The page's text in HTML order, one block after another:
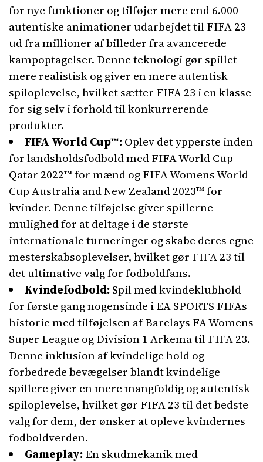
for nye funktioner og tilføjer mere end 6.000
autentiske animationer udarbejdet til FIFA 23
ud fra millioner af billeder fra avancerede
kampoptagelser. Denne teknologi gør spillet
mere realistisk og giver en mere autentisk
spiloplevelse, hvilket sætter FIFA 23 i en klasse
for sig selv i forhold til konkurrerende
produkter.
FIFA World Cup™:Oplev det ypperste inden
for landsholdsfodbold med FIFA World Cup
Qatar 2022™ for mænd og FIFA Womens World
Cup Australia and New Zealand 2023™ for
kvinder. Denne tilføjelse giver spillerne
mulighed for at deltage i de største
internationale turneringer og skabe deres egne
mesterskabsoplevelser, hvilket gør FIFA 23 til
det ultimative valg for fodboldfans.
Kvindefodbold:Spil med kvindeklubhold
for første gang nogensinde i EA SPORTS FIFAs
historie med tilføjelsen af Barclays FA Womens
Super League og Division 1 Arkema til FIFA 23.
Denne inklusion af kvindelige hold og
forbedrede bevægelser blandt kvindelige
spillere giver en mere mangfoldig og autentisk
spiloplevelse, hvilket gør FIFA 23 til det bedste
valg for dem, der ønsker at opleve kvindernes
fodboldverden.
Gameplay:En skudmekanik med